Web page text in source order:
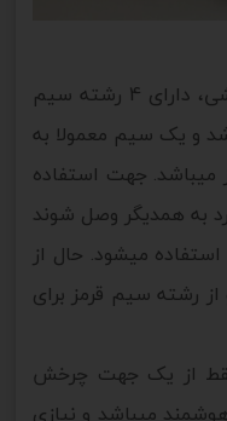
این موتور گیربکس ماشین جوجه کشی، دارای 4 رشته سیم
و یک سیم معمولا به
میباشد. جهت استفاده
به همدیگر وصل شوند
میشود. حال از
رشته سیم قرمز برای
فقط از یک جهت چرخش
میباشد و نیازی